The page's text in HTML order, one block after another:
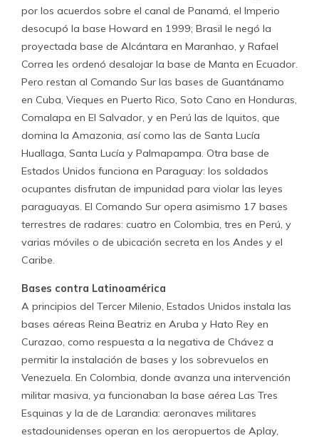
por los acuerdos sobre el canal de Panamá, el Imperio
desocupó la base Howard en 1999; Brasil le negó la
proyectada base de Alcántara en Maranhao, y Rafael
Correa les ordenó desalojar la base de Manta en Ecuador.
Pero restan al Comando Sur las bases de Guantánamo
en Cuba, Vieques en Puerto Rico, Soto Cano en Honduras,
Comalapa en El Salvador, y en Perú las de Iquitos, que
domina la Amazonia, así como las de Santa Lucía
Huallaga, Santa Lucía y Palmapampa. Otra base de
Estados Unidos funciona en Paraguay: los soldados
ocupantes disfrutan de impunidad para violar las leyes
paraguayas. El Comando Sur opera asimismo 17 bases
terrestres de radares: cuatro en Colombia, tres en Perú, y
varias móviles o de ubicación secreta en los Andes y el
Caribe.
Bases contra Latinoamérica
A principios del Tercer Milenio, Estados Unidos instala las
bases aéreas Reina Beatriz en Aruba y Hato Rey en
Curazao, como respuesta a la negativa de Chávez a
permitir la instalación de bases y los sobrevuelos en
Venezuela. En Colombia, donde avanza una intervención
militar masiva, ya funcionaban la base aérea Las Tres
Esquinas y la de de Larandia: aeronaves militares
estadounidenses operan en los aeropuertos de Aplay,